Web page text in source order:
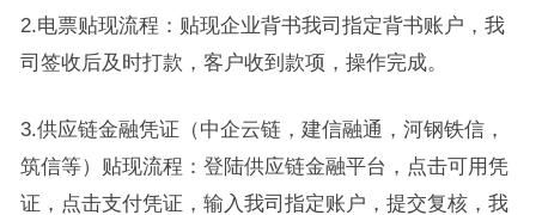
2.电票贴现流程：贴现企业背书我司指定背书账户，我
司签收后及时打款，客户收到款项，操作完成。
3.供应链金融凭证（中企云链，建信融通，河钢铁信，
筑信等）贴现流程：登陆供应链金融平台，点击可用凭
证，点击支付凭证，输入我司指定账户，提交复核，我